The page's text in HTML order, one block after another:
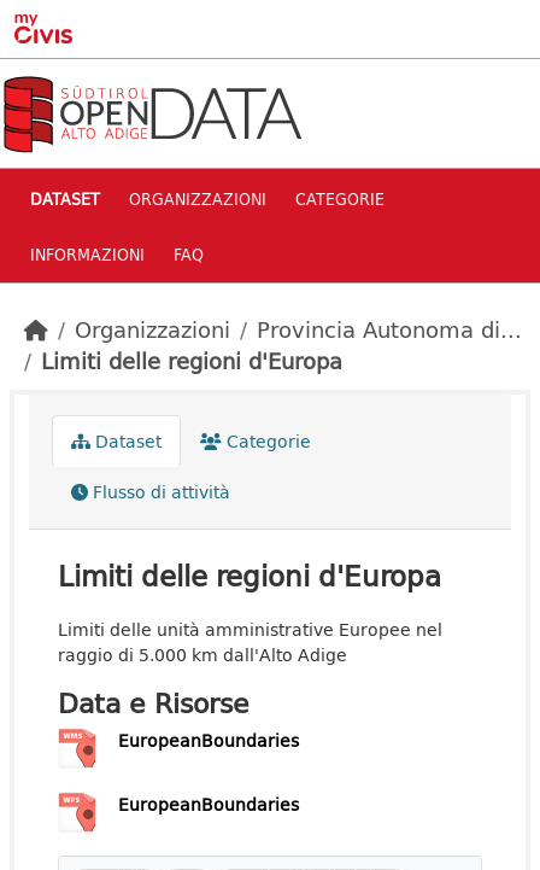
Skip to main content
DATASET ORGANIZZAZIONI CATEGORIE
INFORMAZIONI FAQ
Organizzazioni
Provincia Autonoma di...
Limiti delle regioni d'Europa
Dataset
Categorie
Flusso di attività
Limiti delle regioni d'Europa
Limiti delle unità amministrative Europee nel
raggio di 5.000 km dall'Alto Adige
Data e Risorse
EuropeanBoundaries
EuropeanBoundaries